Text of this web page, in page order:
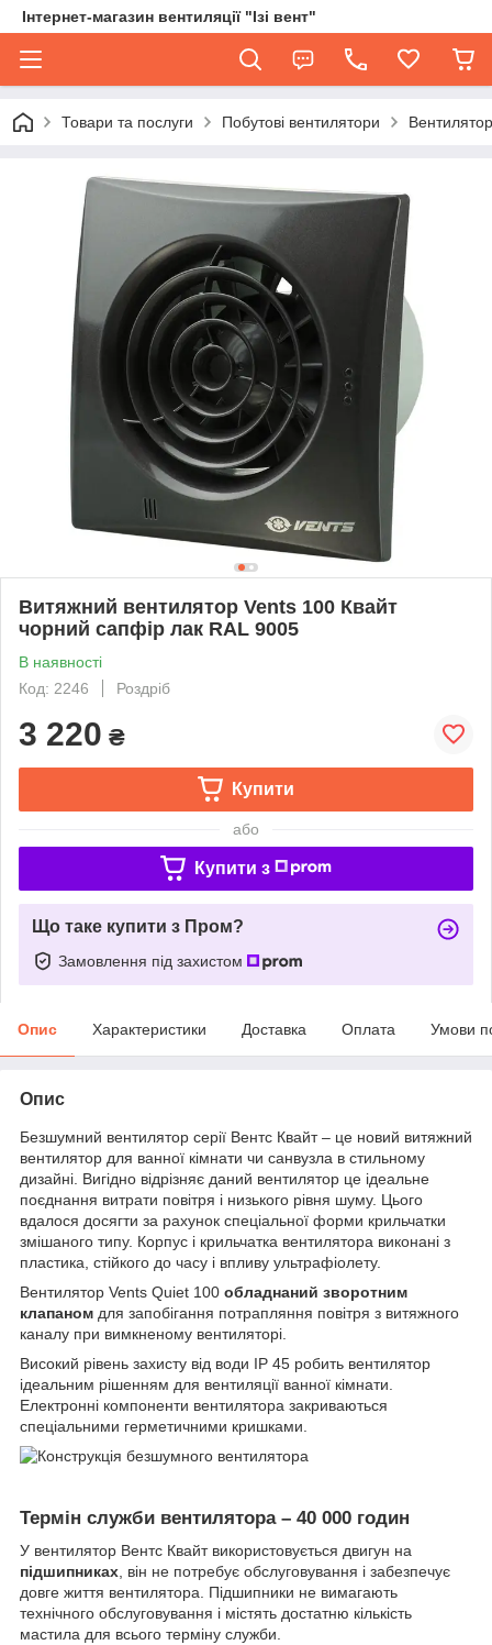
Інтернет-магазин вентиляції "Ізі вент"
Товари та послуги Побутові вентилятори
Витяжний вентилятор Vents 100 Квайт
чорний сапфір лак RAL 9005
В наявності
Код: 2246
Роздріб
3 220 ₴
Купити
або
Купити з
Що таке купити з Пром?
Замовлення під захистом
Опис Характеристики Доставка Оплата Умови
Опис
Безшумний вентилятор серії Вентс Квайт – це новий витяжний
вентилятор для ванної кімнати чи санвузла в стильному
дизайні. Вигідно відрізняє даний вентилятор це ідеальне
поєднання витрати повітря і низького рівня шуму. Цього
вдалося досягти за рахунок спеціальної форми крильчатки
змішаного типу. Корпус і крильчатка вентилятора виконані з
пластика, стійкого до часу і впливу ультрафіолету.
Вентилятор Vents Quiet 100 обладнаний зворотним
клапаном для запобігання потрапляння повітря з витяжного
каналу при вимкненому вентиляторі.
Високий рівень захисту від води IP 45 робить вентилятор
ідеальним рішенням для вентиляції ванної кімнати.
Електронні компоненти вентилятора закриваються
спеціальними герметичними кришками.
Термін служби вентилятора – 40 000 годин
У вентилятор Вентс Квайт використовується двигун на
підшипниках, він не потребує обслуговування і забезпечує
довге життя вентилятора. Підшипники не вимагають
технічного обслуговування і містять достатню кількість
мастила для всього терміну служби.